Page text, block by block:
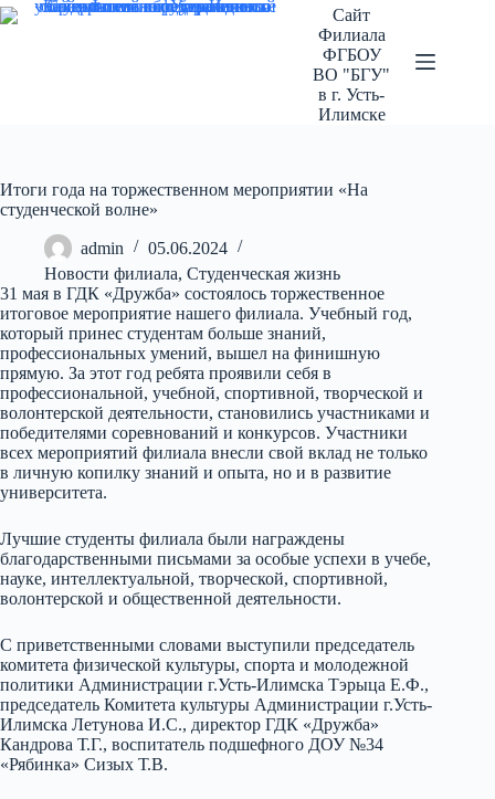
Перейти
к
Сайт
Филиала
ФГБОУ
ВО "БГУ"
в г. Усть-
Илимске
Итоги года на торжественном мероприятии «На
студенческой волне»
admin
05.06.2024
Новости филиала, Студенческая жизнь
31 мая в ГДК «Дружба» состоялось торжественное
итоговое мероприятие нашего филиала. Учебный год,
который принес студентам больше знаний,
профессиональных умений, вышел на финишную
прямую. За этот год ребята проявили себя в
профессиональной, учебной, спортивной, творческой и
волонтерской деятельности, становились участниками и
победителями соревнований и конкурсов. Участники
всех мероприятий филиала внесли свой вклад не только
в личную копилку знаний и опыта, но и в развитие
университета.
Лучшие студенты филиала были награждены
благодарственными письмами за особые успехи в учебе,
науке, интеллектуальной, творческой, спортивной,
волонтерской и общественной деятельности.
С приветственными словами выступили председатель
комитета физической культуры, спорта и молодежной
политики Администрации г.Усть-Илимска Тэрыца Е.Ф.,
председатель Комитета культуры Администрации г.Усть-
Илимска Летунова И.С., директор ГДК «Дружба»
Кандрова Т.Г., воспитатель подшефного ДОУ №34
«Рябинка» Сизых Т.В.